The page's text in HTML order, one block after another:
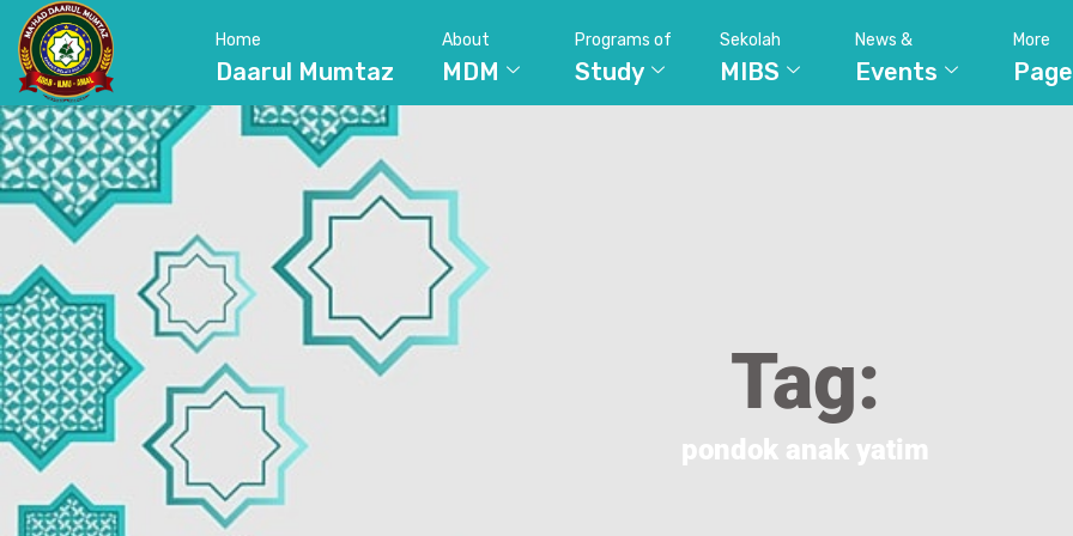
Home
Daarul Mumtaz
About
MDM
Programs of
Study
Sekolah
MIBS
News &
Events
More
Tag:
pondok anak yatim